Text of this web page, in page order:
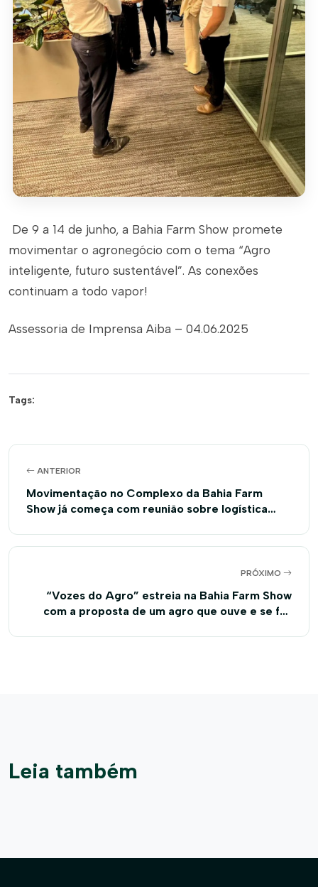
De 9 a 14 de junho, a Bahia Farm Show promete
movimentar o agronegócio com o tema “Agro
inteligente, futuro sustentável”. As conexões
continuam a todo vapor!
Assessoria de Imprensa Aiba – 04.06.2025
Tags:
ANTERIOR
Movimentação no Complexo da Bahia Farm
Show já começa com reunião sobre logística
PRÓXIMO
“Vozes do Agro” estreia na Bahia Farm Show
com a proposta de um agro que ouve e se faz
Leia também